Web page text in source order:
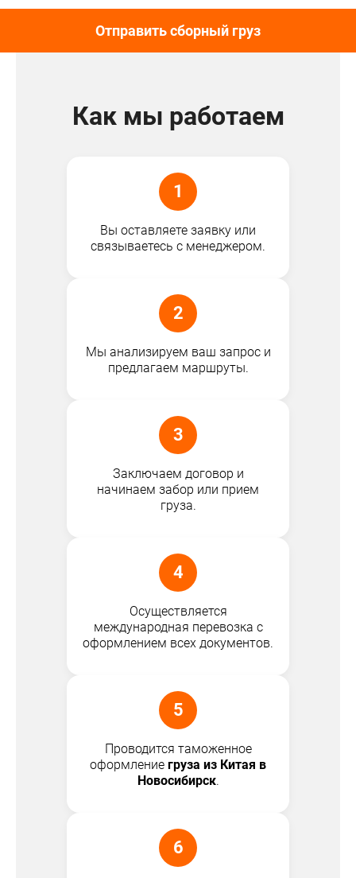
Отправить сборный груз
Как мы работаем
1
Вы оставляете заявку или
связываетесь с менеджером.
2
Мы анализируем ваш запрос и
предлагаем маршруты.
3
Заключаем договор и
начинаем забор или прием
груза.
4
Осуществляется
международная перевозка с
оформлением всех документов.
5
Проводится таможенное
оформление груза из Китая в
Новосибирск.
6